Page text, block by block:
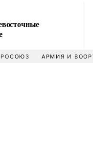
АРМИЯ И